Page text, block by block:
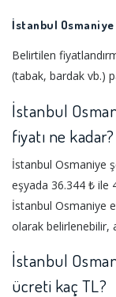
İstanbul Osmaniye
Belirtilen
(tabak, bardak vb.)
İstanbul
fiyatı ne kadar?
İstanbul Osmaniye
eşyada 36.344 ₺ ile
İstanbul Osmaniye
olarak belirlenebilir,
İstanbul
ücreti kaç TL?